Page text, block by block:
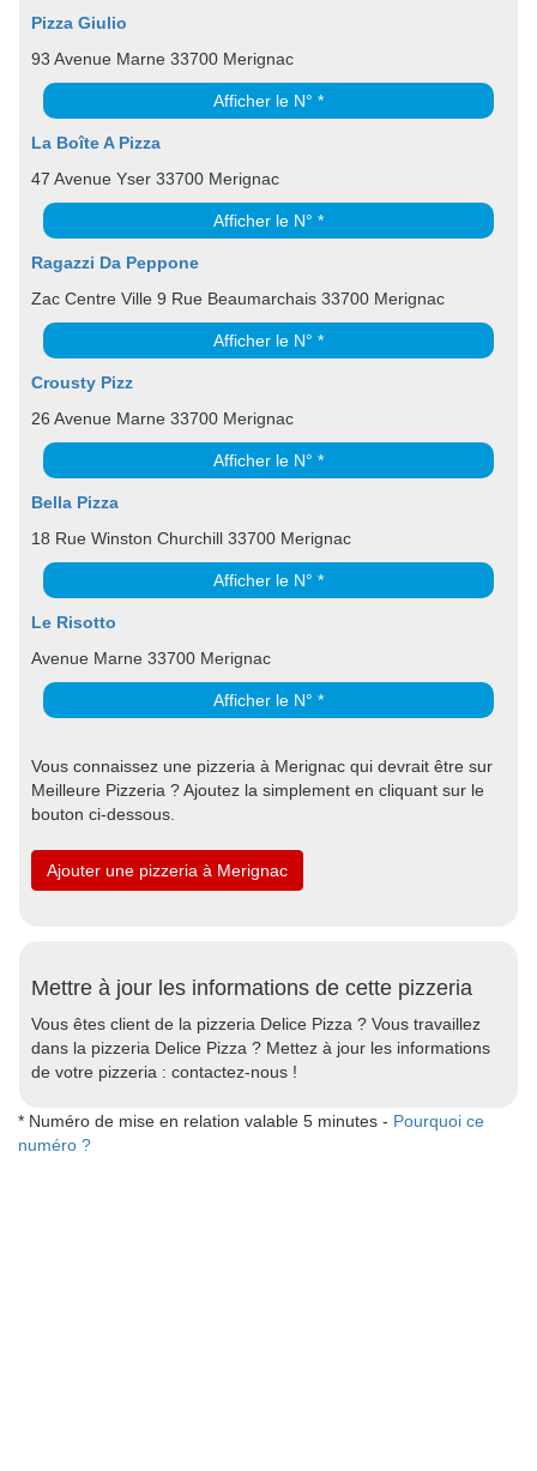
Pizza Giulio
93 Avenue Marne 33700 Merignac
Afficher le N° *
La Boîte A Pizza
47 Avenue Yser 33700 Merignac
Afficher le N° *
Ragazzi Da Peppone
Zac Centre Ville 9 Rue Beaumarchais 33700 Merignac
Afficher le N° *
Crousty Pizz
26 Avenue Marne 33700 Merignac
Afficher le N° *
Bella Pizza
18 Rue Winston Churchill 33700 Merignac
Afficher le N° *
Le Risotto
Avenue Marne 33700 Merignac
Afficher le N° *
Vous connaissez une pizzeria à Merignac qui devrait être sur
Meilleure Pizzeria ? Ajoutez la simplement en cliquant sur le
bouton ci-dessous.
Ajouter une pizzeria à Merignac
Mettre à jour les informations de cette pizzeria
Vous êtes client de la pizzeria Delice Pizza ? Vous travaillez
dans la pizzeria Delice Pizza ? Mettez à jour les informations
de votre pizzeria : contactez-nous !
* Numéro de mise en relation valable 5 minutes - Pourquoi ce
numéro ?